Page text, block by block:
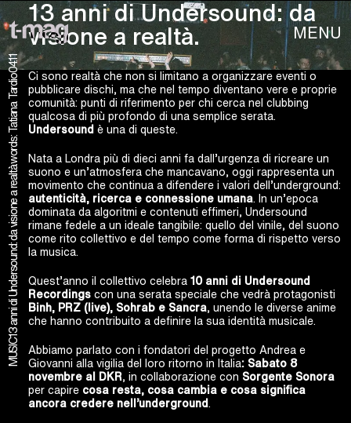
MENU
MUSIC
13 anni di Undersound: da visione a realtà.
words: Tatiana Tardio
04.11
13 anni di Undersound: da
visione a realtà.
Ci sono realtà che non si limitano a organizzare eventi o
pubblicare dischi, ma che nel tempo diventano vere e proprie
comunità: punti di riferimento per chi cerca nel clubbing
qualcosa di più profondo di una semplice serata.
Undersound è una di queste.
Nata a Londra più di dieci anni fa dall’urgenza di ricreare un
suono e un’atmosfera che mancavano, oggi rappresenta un
movimento che continua a difendere i valori dell’underground:
autenticità, ricerca e connessione umana. In un’epoca
dominata da algoritmi e contenuti effimeri, Undersound
rimane fedele a un ideale tangibile: quello del vinile, del suono
come rito collettivo e del tempo come forma di rispetto verso
la musica.
Quest’anno il collettivo celebra 10 anni di Undersound
Recordings con una serata speciale che vedrà protagonisti
Binh, PRZ (live), Sohrab e Sancra, unendo le diverse anime
che hanno contribuito a definire la sua identità musicale.
Abbiamo parlato con i fondatori del progetto Andrea e
Giovanni alla vigilia del loro ritorno in Italia: Sabato 8
novembre al DKR, in collaborazione con Sorgente Sonora
per capire cosa resta, cosa cambia e cosa significa
ancora credere nell’underground .